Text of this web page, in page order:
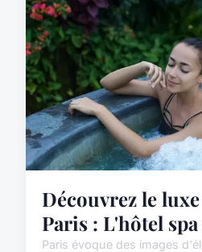
Découvrez le
Paris : L'hôtel
Paris évoque des images